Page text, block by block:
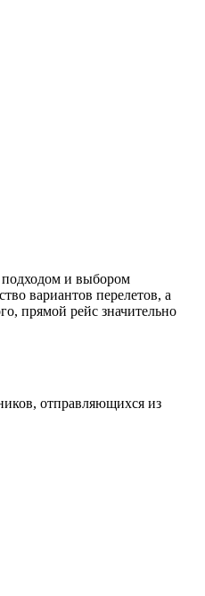
вариантов перелетов, а
прямой рейс значительно
отправляющихся из